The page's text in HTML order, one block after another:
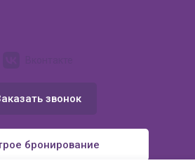
звонок
бронирование